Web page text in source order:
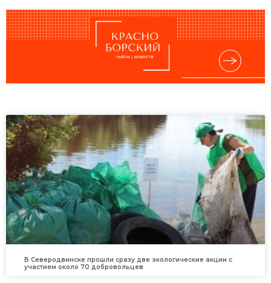
В Северодвинске прошли сразу две экологические акции с
участием около 70 добровольцев